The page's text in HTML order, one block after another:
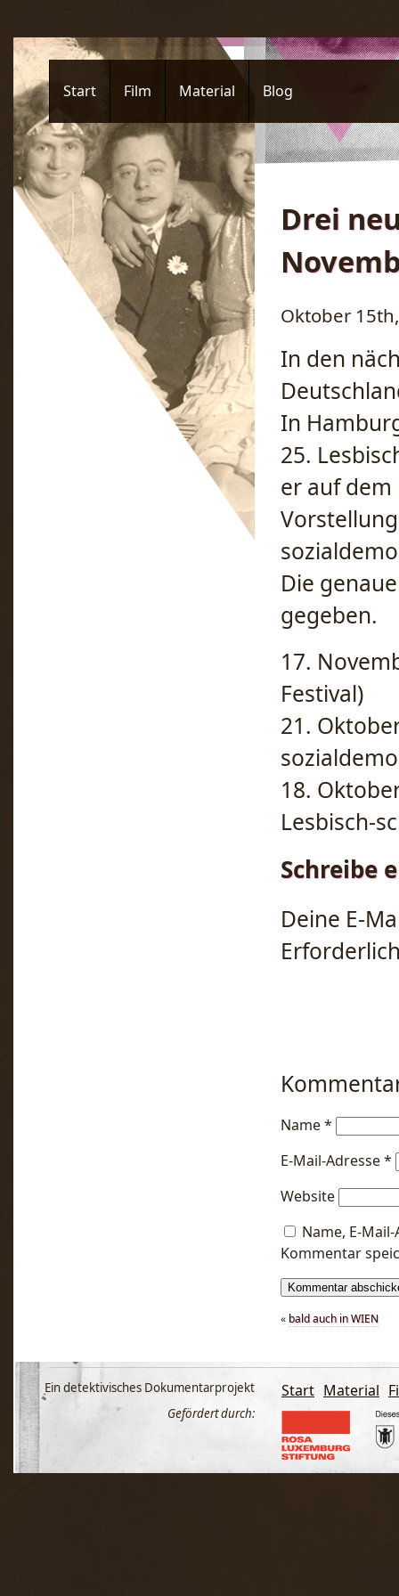
Start Film Material Blog
Drei
Oktober
In den
In
25.
er auf dem
Die
gegeben.
17.
Festival)
21.
18.
Lesbisch-
Schreibe
Deine E-
Name*
E-Mail-Adresse*
Website
Name, E-
Kommentar
« bald auch in WIEN
Ein detektivisches Dokumentarprojekt
Gefördert durch:
Start Material